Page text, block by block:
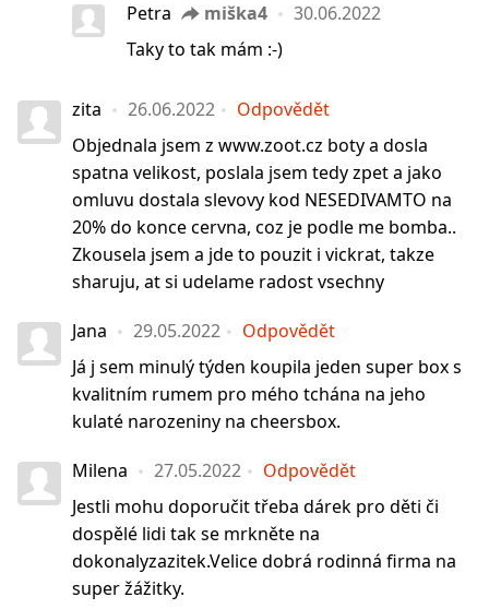
Petra
miška4
30.06.2022
Taky to tak mám :-)
zita 26.06.2022
Odpovědět
Objednala jsem z www.zoot.cz boty a dosla
spatna velikost, poslala jsem tedy zpet a jako
omluvu dostala slevovy kod NESEDIVAMTO na
20% do konce cervna, coz je podle me bomba..
Zkousela jsem a jde to pouzit i vickrat, takze
sharuju, at si udelame radost vsechny
Jana 29.05.2022
Odpovědět
Já j sem minulý týden koupila jeden super box s
kvalitním rumem pro mého tchána na jeho
kulaté narozeniny na cheersbox.
Milena 27.05.2022
Odpovědět
Jestli mohu doporučit třeba dárek pro děti či
dospělé lidi tak se mrkněte na
dokonalyzazitek.Velice dobrá rodinná firma na
super žážitky.